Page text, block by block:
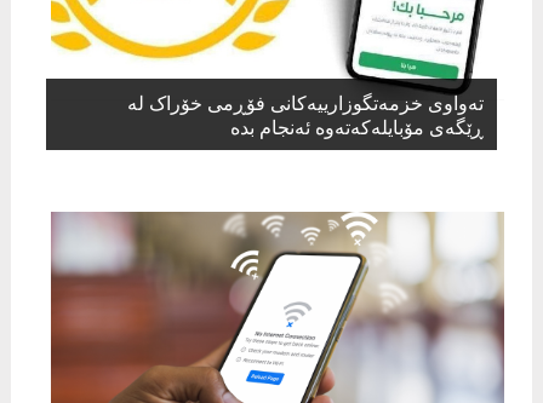
تەواوی خزمەتگوزارییەکانی فۆڕمی خۆراک لە
ڕێگەی مۆبایلەکەتەوە ئەنجام بدە